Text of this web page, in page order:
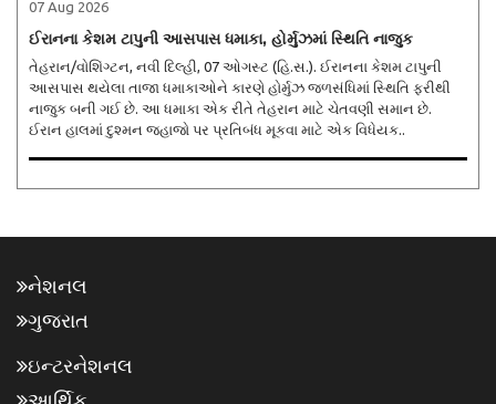
07 Aug 2026
ઈરાનના કેશમ ટાપુની આસપાસ ધમાકા, હોર્મુઝમાં સ્થિતિ નાજુક
તેહરાન/વોશિંગ્ટન, નવી દિલ્હી, 07 ઓગસ્ટ (હિ.સ.). ઈરાનના કેશમ ટાપુની
આસપાસ થયેલા તાજા ધમાકાઓને કારણે હોર્મુઝ જળસંધિમાં સ્થિતિ ફરીથી
નાજુક બની ગઈ છે. આ ધમાકા એક રીતે તેહરાન માટે ચેતવણી સમાન છે.
ઈરાન હાલમાં દુશ્મન જહાજો પર પ્રતિબંધ મૂકવા માટે એક વિધેયક..
નેશનલ
ગુજરાત
ઇન્ટરનેશનલ